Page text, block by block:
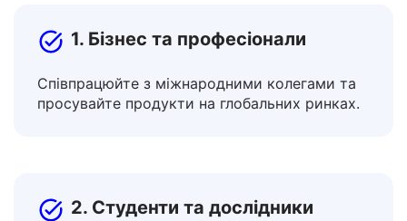
1. Бізнес та професіонали